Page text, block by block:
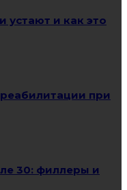
устают и как это
при
30: филлеры и